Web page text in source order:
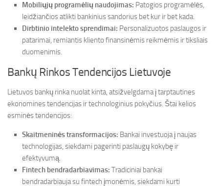
Mobiliųjų programėlių naudojimas: Patogios programėlės,
leidžiančios atlikti bankinius sandorius bet kur ir bet kada.
Dirbtinio intelekto sprendimai: Personalizuotos paslaugos ir
patarimai, remiantis kliento finansinėmis reikmėmis ir tiksliais
duomenimis.
Bankų Rinkos Tendencijos Lietuvoje
Lietuvos bankų rinka nuolat kinta, atsižvelgdama į tarptautines
ekonomines tendencijas ir technologinius pokyčius. Štai kelios
esminės tendencijos:
Skaitmeninės transformacijos: Bankai investuoja į naujas
technologijas, siekdami pagerinti paslaugų kokybę ir
efektyvumą.
Fintech bendradarbiavimas: Tradiciniai bankai
bendradarbiauja su fintech įmonėmis, siekdami kurti